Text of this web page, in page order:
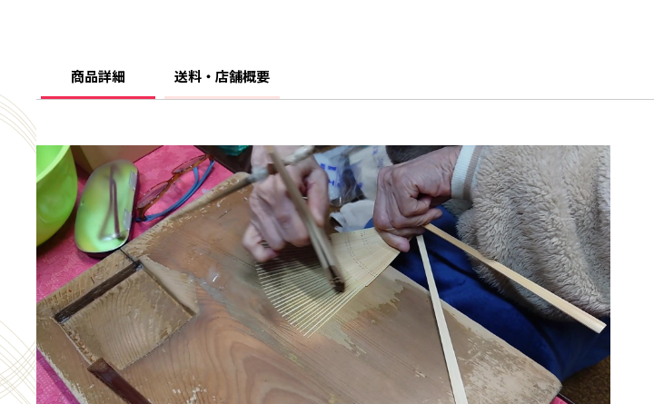
商品詳細 送料・店舗概要